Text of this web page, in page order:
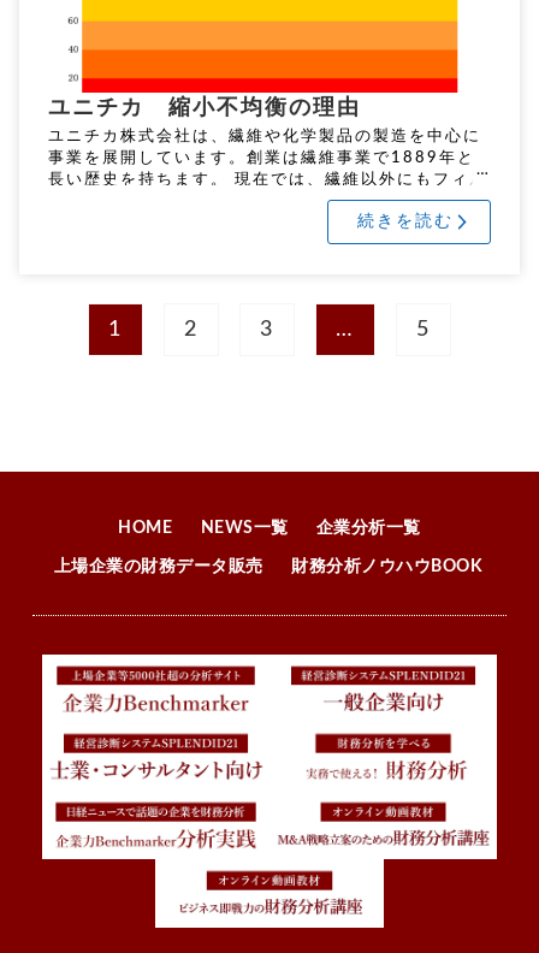
ユニチカ 縮小不均衡の理由
ユニチカ株式会社は、繊維や化学製品の製造を中心に
事業を展開しています。創業は繊維事業で1889年と
長い歴史を持ちます。 現在では、繊維以外にもフィル
ムや樹脂、ガラス繊維といった化学製品を手がけ、こ
続きを読む
1 2 3 … 5
HOME NEWS一覧 企業分析一覧
上場企業の財務データ販売 財務分析ノウハウBOOK